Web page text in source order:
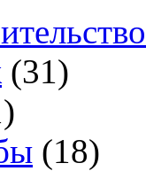
(31)
(18)